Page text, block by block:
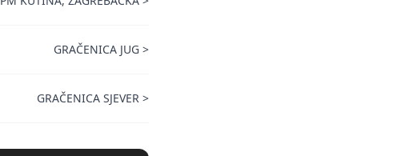
GRAČENICA JUG >
GRAČENICA SJEVER >